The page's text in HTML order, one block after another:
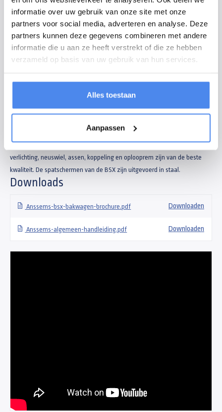
informatie over uw gebruik van onze site met onze
partners voor social media, adverteren en analyse. Deze
partners kunnen deze gegevens combineren met andere
informatie die u aan ze heeft verstrekt of die ze hebben
verzameld op basis van uw gebruik van hun services.
Alles toestaan
Aanpassen
voor ondernemers en particulieren. Gebruikt u uw aanhangwagen
intensief en wenst u daarom kwaliteit? Dan is de BSX een goede keuze!
De Anssems BSX is verkrijgbaar in 7 verschillende uitvoeringen. De
plaatsing van de wielen naast de bak zorgt voor extra stabiliteit en dit
merkt u tijdens het laden en het rijden. Met zijn lage laadvloer is in- en
Aan de basis van de BSX aanhangwagens staat een extreem sterk
chassis. Dit chassis bestaande uit stalen profielen is volbad
hierdoor voorzien van een zinklaag. Roestvorming is door deze
behandeling onmogelijk en een lange levensduur is zo gegarandeerd! De
verlichting, neuswiel, assen, koppeling en oplooprem zijn van de beste
kwaliteit. De spatschermen van de BSX zijn uitgevoerd in staal.
Downloads
Anssems-bsx-bakwagen-brochure.pdf Downloaden
Anssems-algemeen-handleiding.pdf Downloaden